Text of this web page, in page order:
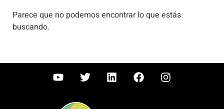
Parece que no podemos encontrar lo que estás
buscando.